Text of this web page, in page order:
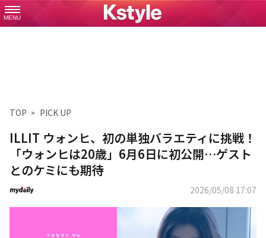
MENU
TOP PICK UP
ILLIT ウォンヒ、初の単独バラエティに挑戦！
「ウォンヒは20歳」6月6日に初公開…ゲスト
とのケミにも期待
2026/05/08 17:07